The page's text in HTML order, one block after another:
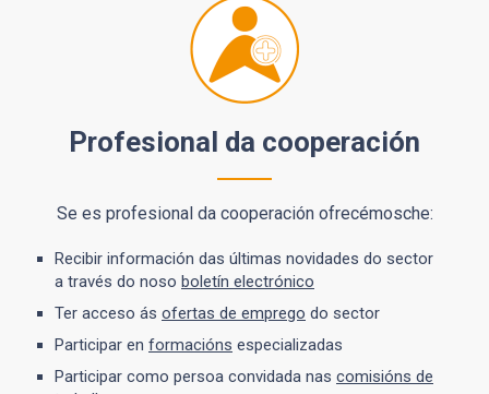
Profesional da cooperación
Se es profesional da cooperación ofrecémosche:
Recibir información das últimas novidades do sector
a través do noso boletín electrónico
Ter acceso ás ofertas de emprego do sector
Participar en formacións especializadas
Participar como persoa convidada nas comisións de